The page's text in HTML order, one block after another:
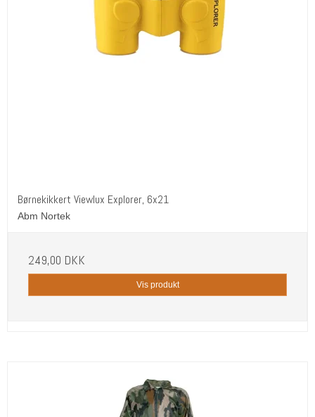
Børnekikkert Viewlux Explorer, 6x21
Abm Nortek
249,00 DKK
Vis produkt